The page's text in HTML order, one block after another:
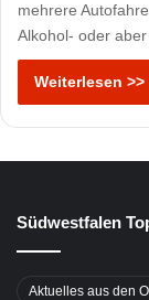
mehrere
Alkohol- oder
Weiterlesen >>
Südwestfalen
Aktuelles aus den